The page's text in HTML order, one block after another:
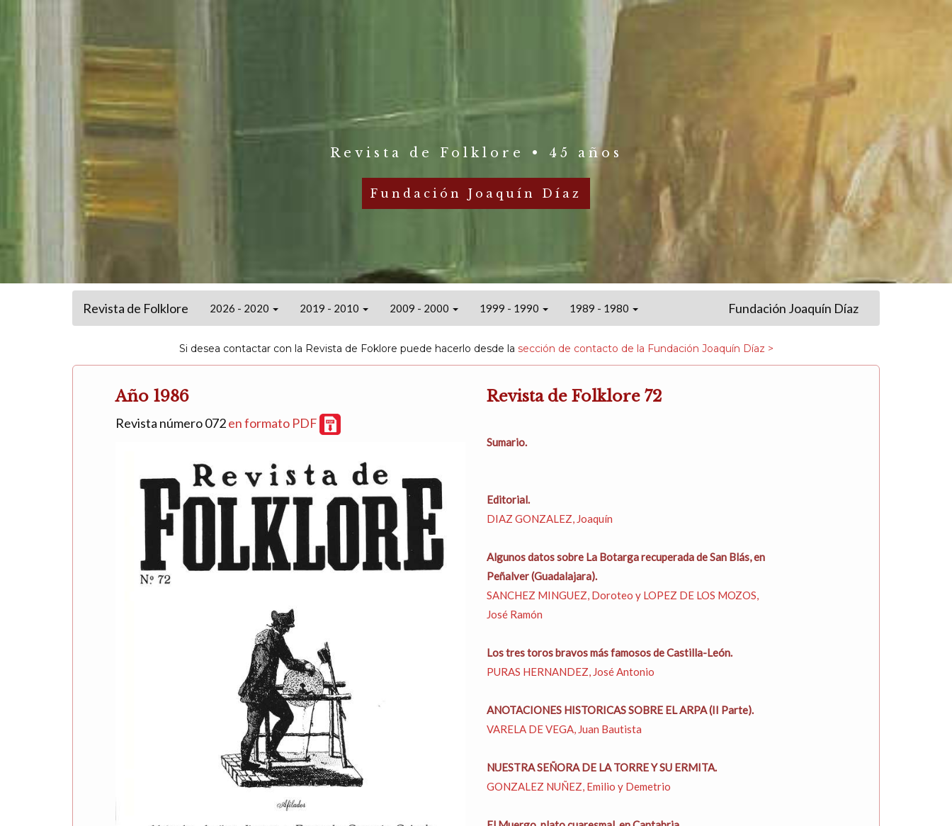
Revista de Folklore • 45 años
Fundación Joaquín Díaz
Revista de Folklore 2026 - 2020 2019 - 2010 2009 - 2000 1999 - 1990 1989 - 1980 Fundación Joaquín Díaz
Si desea contactar con la Revista de Foklore puede hacerlo desde la sección de contacto de la Fundación Joaquín Díaz >
Año 1986
Revista número 072en formato PDF
Revista de Folklore 72
Sumario.
Editorial.
DIAZ GONZALEZ, Joaquín
Algunos datos sobre La Botarga recuperada de San Blás, en
Peñalver (Guadalajara).
SANCHEZ MINGUEZ, Doroteo y LOPEZ DE LOS MOZOS,
José Ramón
Los tres toros bravos más famosos de Castilla-León.
PURAS HERNANDEZ, José Antonio
ANOTACIONES HISTORICAS SOBRE EL ARPA (II Parte).
VARELA DE VEGA, Juan Bautista
NUESTRA SEÑORA DE LA TORRE Y SU ERMITA.
GONZALEZ NUÑEZ, Emilio y Demetrio